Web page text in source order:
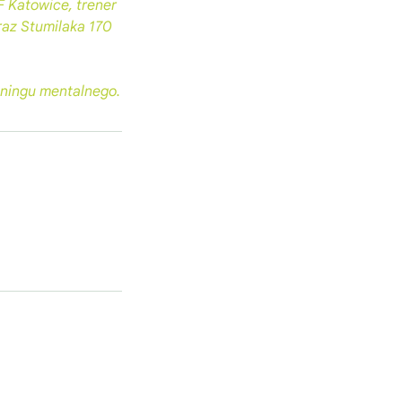
Katowice, trener
Stumilaka 170
mentalnego.